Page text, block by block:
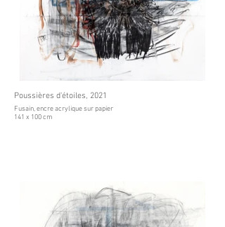
Poussières d'étoiles, 2021
Fusain, encre acrylique sur papier
141 x 100 cm